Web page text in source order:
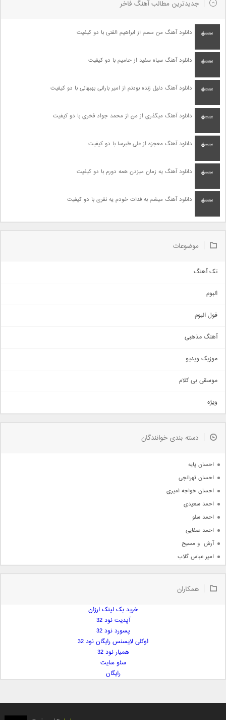
جدیدترین مطالب آهنگ فاخر
دانلود آهنگ من مسم از ابراهیم الفتی با دو کیفیت
دانلود آهنگ سیاه سفید از حامیم با دو کیفیت
دانلود آهنگ دلیل زنده بودنم از امیر بارانی بهبهانی با دو کیفیت
دانلود آهنگ میگذری از من از محمد جواد فخری با دو کیفیت
دانلود آهنگ معجزه از علی طبرسا با دو کیفیت
دانلود آهنگ یه زمان میزدن همه دورم با دو کیفیت
دانلود آهنگ میشم به فدات خودم یه نفری با دو کیفیت
موضوعات
تک آهنگ
اجتماعی
حماسی
سنتی
اهنگ بندرعباسی
دمو
مذهبی
جدیدترین ها
البوم
فول البوم
آهنگ مذهبی
موزیک ویدیو
موسقی بی کلام
ویژه
دسته بندی خوانندگان
احسان پایه
احسان تهرانچی
احسان خواجه امیری
احمد سعیدی
احمد سلو
احمد صفایی
آرش  و مسیح
امیر عباس گلاب
امیر علی
ایمان فلاح
همکاران
خرید بک لینک ارزان
آپدیت نود 32
پسورد نود 32
اوکلی لایسنس رایگان نود 32
همیار نود 32
سئو سایت
رایگان